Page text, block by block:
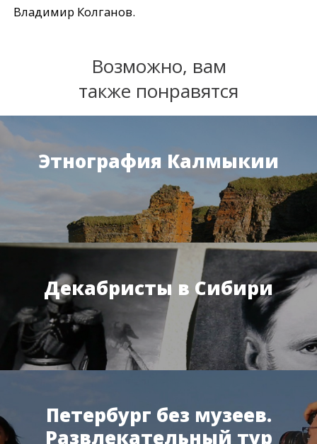
Владимир Колганов.
Возможно, вам
также понравятся
Этнография Калмыкии
Декабристы в Сибири
Петербург без музеев.
Развлекательный тур